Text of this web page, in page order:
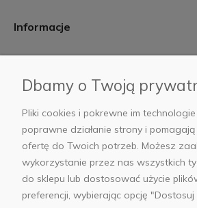
Informacje
AB Foto
+48 797 971
Dbamy o Twoją
Pliki cookies i pokrewne im
poprawne działanie strony i
ofertę do Twoich potrzeb. Możesz
wykorzystanie przez nas wszystkich
do sklepu lub dostosować użycie
preferencji, wybierając opcję